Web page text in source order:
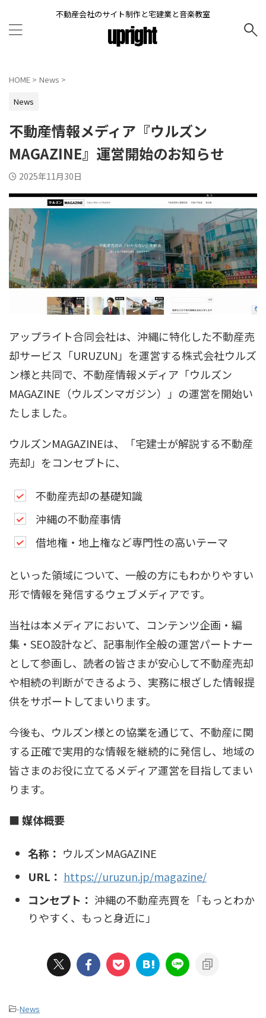
不動産会社のサイト制作と宅建業と音楽教室
HOME > News >
News
不動産情報メディア『ウルズン
MAGAZINE』運営開始のお知らせ
2025年11月30日
アップライト合同会社は、沖縄に特化した不動産売
却サービス「URUZUN」を運営する株式会社ウルズ
ン様と共同で、不動産情報メディア「ウルズン
MAGAZINE（ウルズンマガジン）」の運営を開始い
たしました。
ウルズンMAGAZINEは、「宅建士が解説する不動産
売却」をコンセプトに、
不動産売却の基礎知識
沖縄の不動産事情
借地権・地上権など専門性の高いテーマ
といった領域について、一般の方にもわかりやすい
形で情報を発信するウェブメディアです。
当社は本メディアにおいて、コンテンツ企画・編
集・SEO設計など、記事制作全般の運営パートナー
として参画し、読者の皆さまが安心して不動産売却
や相続の判断ができるよう、実務に根ざした情報提
供をサポートしてまいります。
今後も、ウルズン様との協業を通じて、不動産に関
する正確で実用的な情報を継続的に発信し、地域の
皆さまのお役に立てるメディア運営を目指してまい
ります。
■ 媒体概要
名称： ウルズンMAGAZINE
URL： https://uruzun.jp/magazine/
コンセプト： 沖縄の不動産売買を「もっとわか
りやすく、もっと身近に」
-News